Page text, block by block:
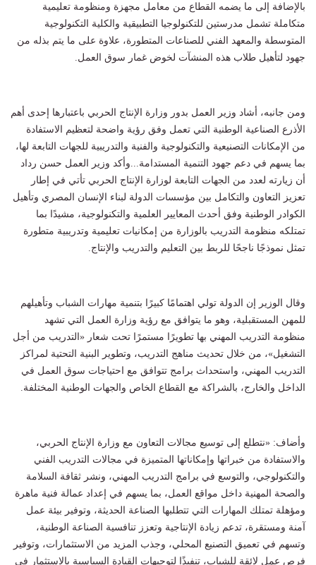
بالإضافة إلى ما يضمه القطاع من معامل مجهزة ومنظومة تعليمية
متكاملة تشمل مدرستين للتكنولوجيا التطبيقية والكلية التكنولوجية
المتوسطة والمعهد الفني للصناعات المتطورة، علاوة على ما يتم بذله من
جهود لتأهيل طلاب هذه المنشآت لخوض غمار سوق العمل.
ومن جانبه، أشاد وزير العمل بدور وزارة الإنتاج الحربي باعتبارها إحدى أهم
الأذرع الصناعية الوطنية التي تعمل وفق رؤية واضحة لتعظيم الاستفادة
من الإمكانات التصنيعية والتكنولوجية والفنية والتدريبية للجهات التابعة لها،
بما يسهم في دعم جهود التنمية المستدامة...وأكد وزير العمل حسن رداد
أن زيارته لعدد من الجهات التابعة لوزارة الإنتاج الحربي تأتي في إطار
تعزيز التعاون والتكامل بين مؤسسات الدولة لبناء الإنسان المصري وتأهيل
الكوادر الوطنية وفق أحدث المعايير العلمية والتكنولوجية، مشيدًا بما
تمتلكه منظومة التدريب بالوزارة من إمكانيات تعليمية وتدريبية متطورة
تمثل نموذجًا ناجحًا للربط بين التعليم والتدريب والإنتاج.
وقال الوزير إن الدولة تولي اهتمامًا كبيرًا بتنمية مهارات الشباب وتأهيلهم
للمهن المستقبلية، وهو ما يتوافق مع رؤية وزارة العمل التي تشهد
منظومة التدريب المهني بها تطويرًا مستمرًا تحت شعار «التدريب من أجل
التشغيل»، من خلال تحديث مناهج التدريب، وتطوير البنية التحتية لمراكز
التدريب المهني، واستحداث برامج تتوافق مع احتياجات سوق العمل في
الداخل والخارج، بالشراكة مع القطاع الخاص والجهات الوطنية المختلفة.
وأضاف: «نتطلع إلى توسيع مجالات التعاون مع وزارة الإنتاج الحربي،
والاستفادة من خبراتها وإمكاناتها المتميزة في مجالات التدريب الفني
والتكنولوجي، والتوسع في برامج التدريب المهني، ونشر ثقافة السلامة
والصحة المهنية داخل مواقع العمل، بما يسهم في إعداد عمالة فنية ماهرة
ومؤهلة تمتلك المهارات التي تتطلبها الصناعة الحديثة، وتوفير بيئة عمل
آمنة ومستقرة، تدعم زيادة الإنتاجية وتعزز تنافسية الصناعة الوطنية،
وتسهم في تعميق التصنيع المحلي، وجذب المزيد من الاستثمارات، وتوفير
فرص عمل لائقة للشباب، تنفيذًا لتوجيهات القيادة السياسية بالاستثمار في